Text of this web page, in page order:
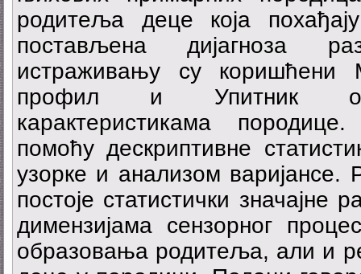
родитеља деце која
постављена дијагноза
истраживању су коришћени
профил и Упитник о
карактеристикама
помоћу дескриптивне
узорке и анализом варијансе.
постоје статистички значајне
димензијама сензорног
образовања родитеља, али и